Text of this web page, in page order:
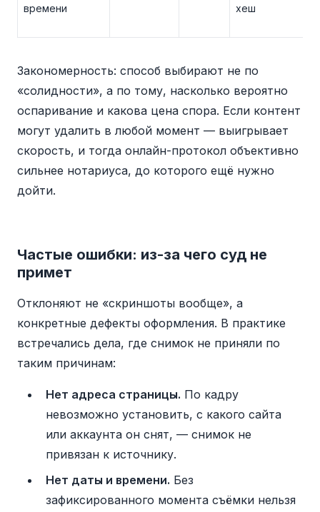
времени
хеш
Закономерность: способ выбирают не по
«солидности», а по тому, насколько вероятно
оспаривание и какова цена спора. Если контент
могут удалить в любой момент — выигрывает
скорость, и тогда онлайн-протокол объективно
сильнее нотариуса, до которого ещё нужно
дойти.
Частые ошибки: из-за чего суд не
примет
Отклоняют не «скриншоты вообще», а
конкретные дефекты оформления. В практике
встречались дела, где снимок не приняли по
таким причинам:
Нет адреса страницы. По кадру
невозможно установить, с какого сайта
или аккаунта он снят, — снимок не
привязан к источнику.
Нет даты и времени. Без
зафиксированного момента съёмки нельзя